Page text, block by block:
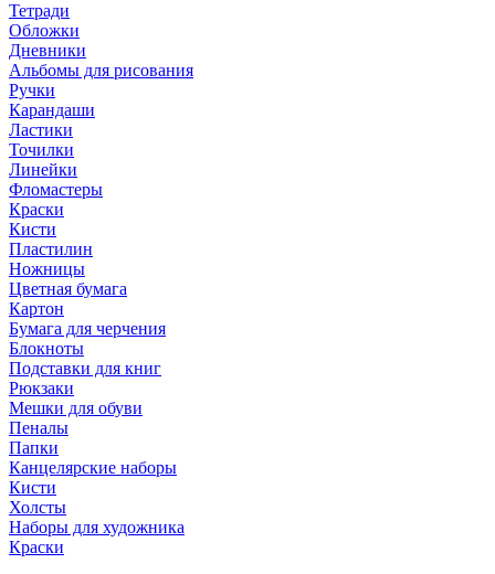
Тетради
Обложки
Дневники
Альбомы для рисования
Ручки
Карандаши
Ластики
Точилки
Линейки
Фломастеры
Краски
Кисти
Пластилин
Ножницы
Цветная бумага
Картон
Бумага для черчения
Блокноты
Подставки для книг
Рюкзаки
Мешки для обуви
Пеналы
Папки
Канцелярские наборы
Кисти
Холсты
Наборы для художника
Краски